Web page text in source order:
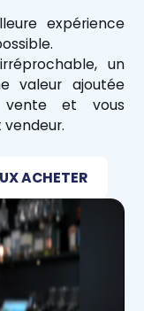
expérience
un
valeur ajoutée
et vous
ACHETER